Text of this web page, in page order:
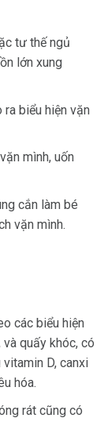
tư thế ngủ
lớn xung
biểu hiện vặn
mình, uốn
cắn làm bé
vặn mình.
các biểu hiện
và quấy khóc, có
D, canxi
hóa.
rát cũng có